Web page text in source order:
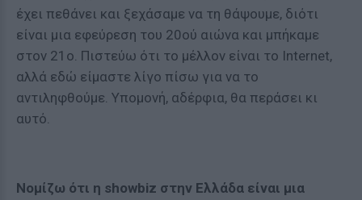
έχει πεθάνει και ξεχάσαμε να τη θάψουμε, διότι
είναι μια εφεύρεση του 20ού αιώνα και μπήκαμε
στον 21ο. Πιστεύω ότι το μέλλον είναι το Internet,
αλλά εδώ είμαστε λίγο πίσω για να το
αντιληφθούμε. Υπομονή, αδέρφια, θα περάσει κι
αυτό.
Νομίζω ότι η showbiz στην Ελλάδα είναι μια